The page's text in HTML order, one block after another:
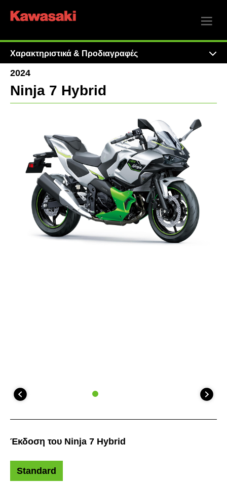
Χαρακτηριστικά & Προδιαγραφές
2024
Ninja 7 Hybrid
Έκδοση του Ninja 7 Hybrid
Standard